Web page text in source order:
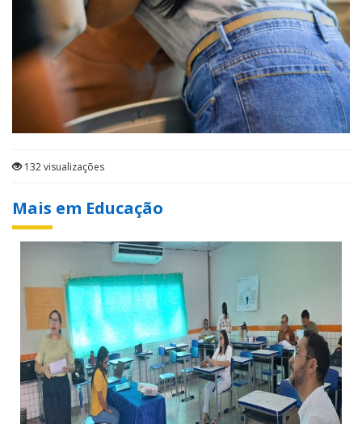
132 visualizações
Mais em Educação